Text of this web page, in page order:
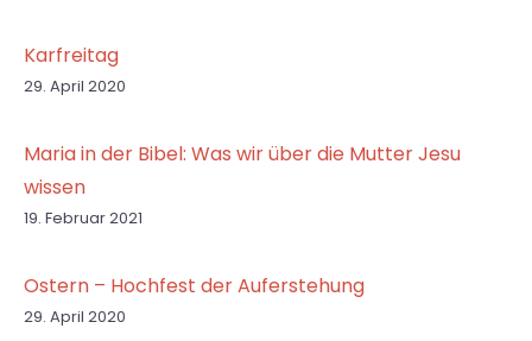
Karfreitag
29. April 2020
Maria in der Bibel: Was wir über die Mutter Jesu
wissen
19. Februar 2021
Ostern – Hochfest der Auferstehung
29. April 2020